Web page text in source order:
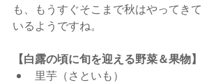
も、もうすぐそこまで秋はやってきて
いるようですね。
【白露の頃に旬を迎える野菜＆果物】
里芋（さといも）